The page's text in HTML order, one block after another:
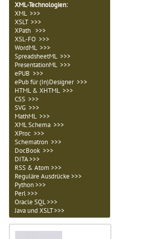
XML-Technologien:
XML >>>
XSLT >>>
XPath >>>
XSL-FO >>>
WordML >>>
SpreadsheetML >>>
PresentationML >>>
ePUB >>>
ePub für (In)Designer >>>
HTML & XHTML >>>
CSS >>>
SVG >>>
MathML >>>
XML Schema >>>
XProc >>>
Schematron >>>
DocBook >>>
DITA >>>
RSS & Atom >>>
Reguläre Ausdrücke >>>
Python >>>
Perl >>>
Oracle SQL >>>
Java und XSLT >>>